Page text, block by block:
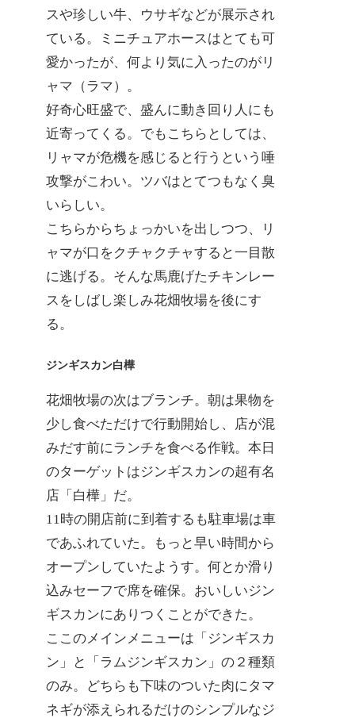
スや珍しい牛、ウサギなどが展示され
ている。ミニチュアホースはとても可
愛かったが、何より気に入ったのがリ
ャマ（ラマ）。
好奇心旺盛で、盛んに動き回り人にも
近寄ってくる。でもこちらとしては、
リャマが危機を感じると行うという唾
攻撃がこわい。ツバはとてつもなく臭
いらしい。
こちらからちょっかいを出しつつ、リ
ャマが口をクチャクチャすると一目散
に逃げる。そんな馬鹿げたチキンレー
スをしばし楽しみ花畑牧場を後にす
る。
ジンギスカン白樺
花畑牧場の次はブランチ。朝は果物を
少し食べただけで行動開始し、店が混
みだす前にランチを食べる作戦。本日
のターゲットはジンギスカンの超有名
店「白樺」だ。
11時の開店前に到着するも駐車場は車
であふれていた。もっと早い時間から
オープンしていたようす。何とか滑り
込みセーフで席を確保。おいしいジン
ギスカンにありつくことができた。
ここのメインメニューは「ジンギスカ
ン」と「ラムジンギスカン」の２種類
のみ。どちらも下味のついた肉にタマ
ネギが添えられるだけのシンプルなジ